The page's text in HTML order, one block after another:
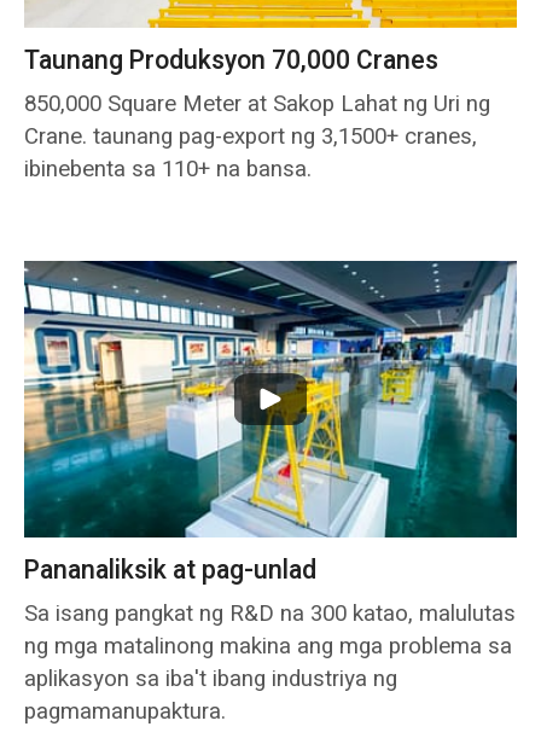
Taunang Produksyon 70,000 Cranes
850,000 Square Meter at Sakop Lahat ng Uri ng
Crane. taunang pag-export ng 3,1500+ cranes,
ibinebenta sa 110+ na bansa.
Pananaliksik at pag-unlad
Sa isang pangkat ng R&D na 300 katao, malulutas
ng mga matalinong makina ang mga problema sa
aplikasyon sa iba't ibang industriya ng
pagmamanupaktura.